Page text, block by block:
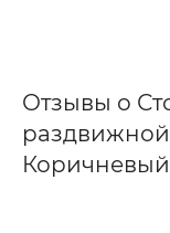
Отзывы о
раздвижной